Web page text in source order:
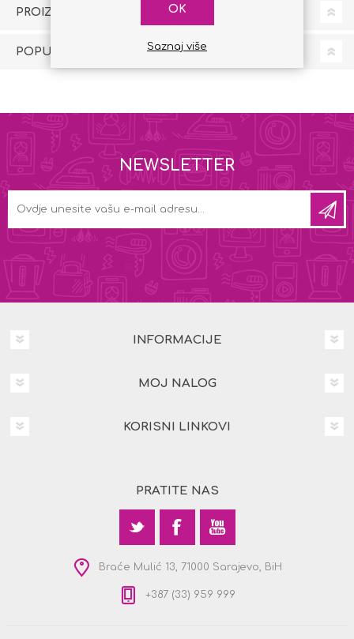
PROIZVOĐAČI
POPULARNI TAG-OVI
NEWSLETTER
INFORMACIJE
MOJ NALOG
KORISNI LINKOVI
PRATITE NAS
Braće Mulić 13, 71000 Sarajevo, BiH
+387 (33) 959 999
OK
Saznaj više